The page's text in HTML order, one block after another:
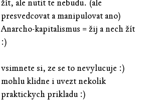
žít, ale nutit te nebudu. (ale
presvedcovat a manipulovat ano)
Anarcho-kapitalismus = žij a nech žít
:)
vsimnete si, ze se to nevylucuje :)
mohlu klidne i uvezt nekolik
praktickych prikladu :)